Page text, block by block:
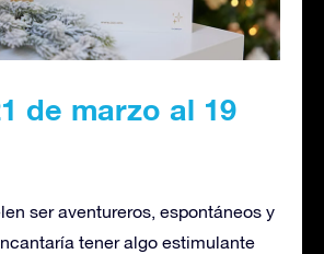
de marzo al 19
ser aventureros, espontáneos y
tener algo estimulante